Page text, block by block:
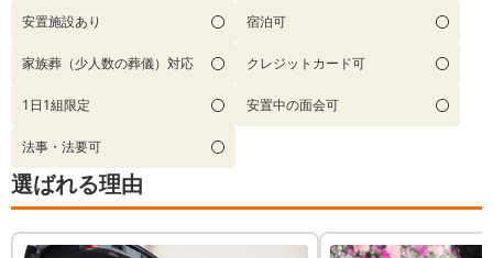
安置施設あり 宿泊可
家族葬（少人数の葬儀）対応 クレジットカード可
1日1組限定 安置中の面会可
法事・法要可
選ばれる理由